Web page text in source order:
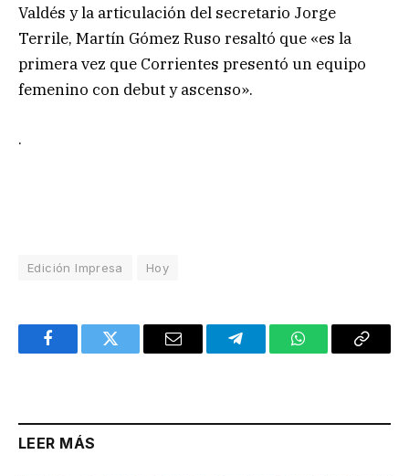
Valdés y la articulación del secretario Jorge
Terrile, Martín Gómez Ruso resaltó que «es la
primera vez que Corrientes presentó un equipo
femenino con debut y ascenso».
.
Edición Impresa Hoy
FacebookTwitter Email TelegramWhatsAppCopy
LEER MÁS